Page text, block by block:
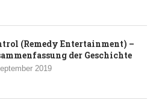
(Remedy Entertainment) –
der Geschichte
2019